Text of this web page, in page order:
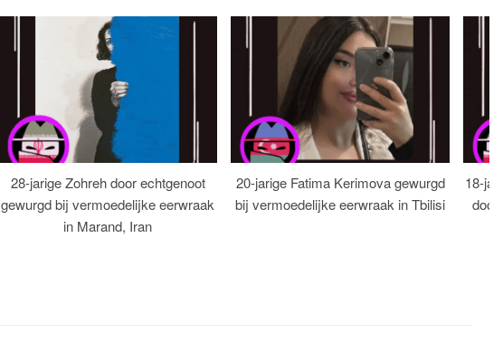
28-jarige Zohreh door echtgenoot
gewurgd bij vermoedelijke eerwraak
in Marand, Iran
20-jarige Fatima Kerimova gewurgd
bij vermoedelijke eerwraak in Tbilisi
18-